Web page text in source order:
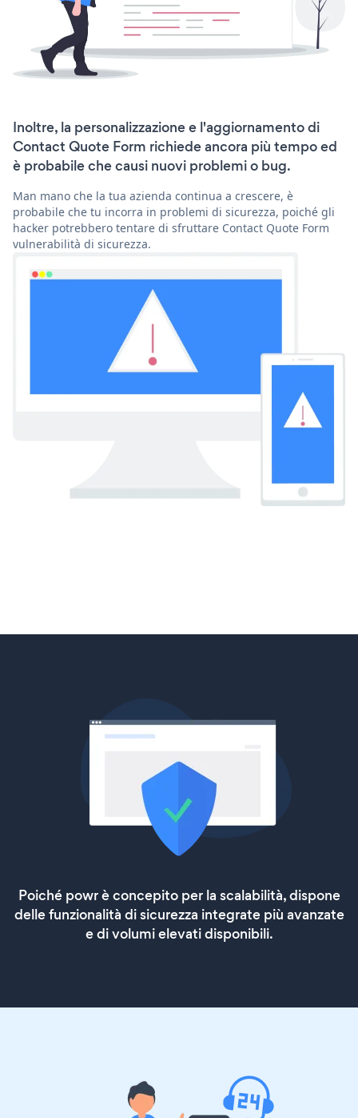
Inoltre, la personalizzazione e l'aggiornamento di
Contact Quote Form richiede ancora più tempo ed
è probabile che causi nuovi problemi o bug.
Man mano che la tua azienda continua a crescere, è
probabile che tu incorra in problemi di sicurezza, poiché gli
hacker potrebbero tentare di sfruttare Contact Quote Form
vulnerabilità di sicurezza.
Poiché powr è concepito per la scalabilità, dispone
delle funzionalità di sicurezza integrate più avanzate
e di volumi elevati disponibili.